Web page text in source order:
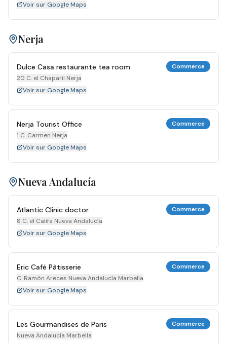
Voir sur Google Maps
Nerja
Dulce Casa restaurante tea room
20 C. el Chaparil Nerja
Commerce
Voir sur Google Maps
Nerja Tourist Office
1 C. Carmen Nerja
Commerce
Voir sur Google Maps
Nueva Andalucía
Atlantic Clinic doctor
8 C. el Califa Nueva Andalucía
Commerce
Voir sur Google Maps
Eric Café Pâtisserie
C. Ramón Areces Nueva Andalucía Marbella
Commerce
Voir sur Google Maps
Les Gourmandises de Paris
Nueva Andalucía Marbella
Commerce